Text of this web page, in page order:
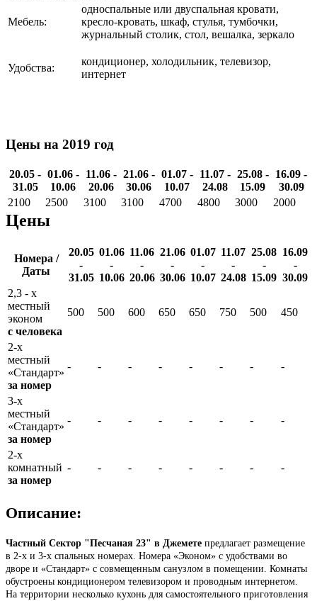
Мебель:
односпальные или двуспальная кровати,
кресло-кровать, шкаф, стулья, тумбочки,
журнальный столик, стол, вешалка, зеркало
Удобства:
кондиционер, холодильник, телевизор,
интернет
Цены на 2019 год
20.05 -
31.05
01.06 -
10.06
11.06 -
20.06
21.06 -
30.06
01.07 -
10.07
11.07 -
24.08
25.08 -
15.09
16.09 -
30.09
2100
2500 3100 3100 4700 4800 3000 2000
Цены
Номера /
Даты
20.05
-
31.05
01.06
-
10.06
11.06
-
20.06
21.06
-
30.06
01.07
-
10.07
11.07
-
24.08
25.08
-
15.09
16.09
-
30.09
2,3 - х
местный
эконом
с человека
500 500 600 650 650 750 500 450
2-х
местный
«Стандарт»
за номер
- - - - - - - -
3-х
местный
«Стандарт»
за номер
- - - - - - - -
2-х
комнатный
за номер
- - - - - - - -
Описание:
Частный Cектор "Песчаная 23" в Джемете предлагает размещение
в 2-х и 3-х спальных номерах. Номера «Эконом» с удобствами во
дворе и «Стандарт» с совмещенным санузлом в помещении. Комнаты
обустроены кондиционером телевизором и проводным интернетом.
На территории несколько кухонь для самостоятельного приготовления